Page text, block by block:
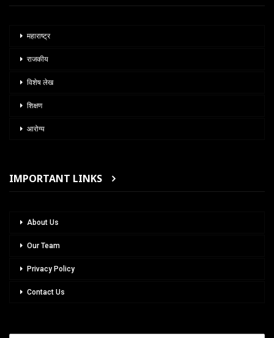
महाराष्ट्र
राजकीय
विशेष लेख
शिक्षण
आरोग्य
IMPORTANT LINKS
About Us
Our Team
Privacy Policy
Contact Us